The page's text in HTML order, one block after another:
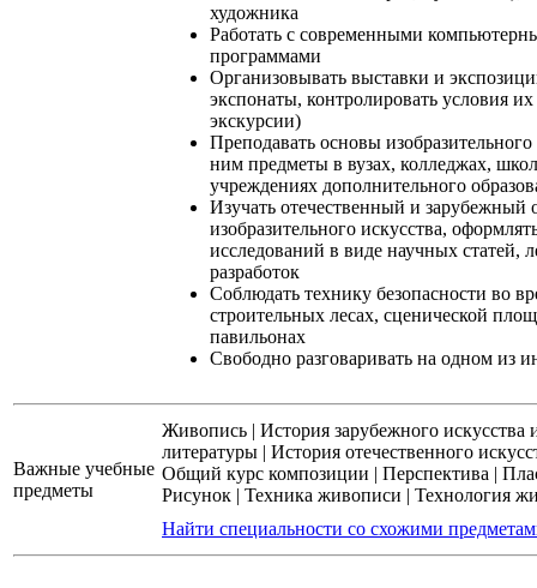
художника
Работать с современными
программами
Организовывать выставки и
экспонаты, контролировать условия
экскурсии)
Преподавать основы
ним предметы в вузах, колледжах,
учреждениях дополнительного
Изучать отечественный и зарубежный
изобразительного искусства,
исследований в виде научных статей,
разработок
Соблюдать технику безопасности во
строительных лесах, сценической
павильонах
Свободно разговаривать на одном из
Важные учебные
предметы
Живопись | История зарубежного искусства
литературы | История отечественного
Общий курс композиции | Перспектива |
Рисунок | Техника живописи | Технология
Найти специальности со схожими